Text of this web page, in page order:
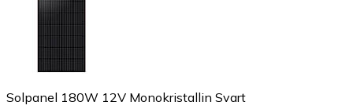
Solpanel 180W 12V Monokristallin Svart